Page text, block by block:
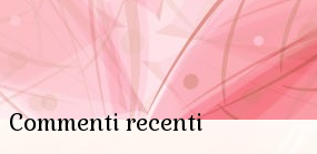
Commenti recenti